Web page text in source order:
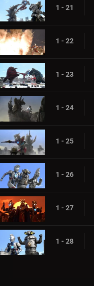
1 - 21
1 - 22
1 - 23
1 - 24
1 - 25
1 - 26
1 - 27
1 - 28